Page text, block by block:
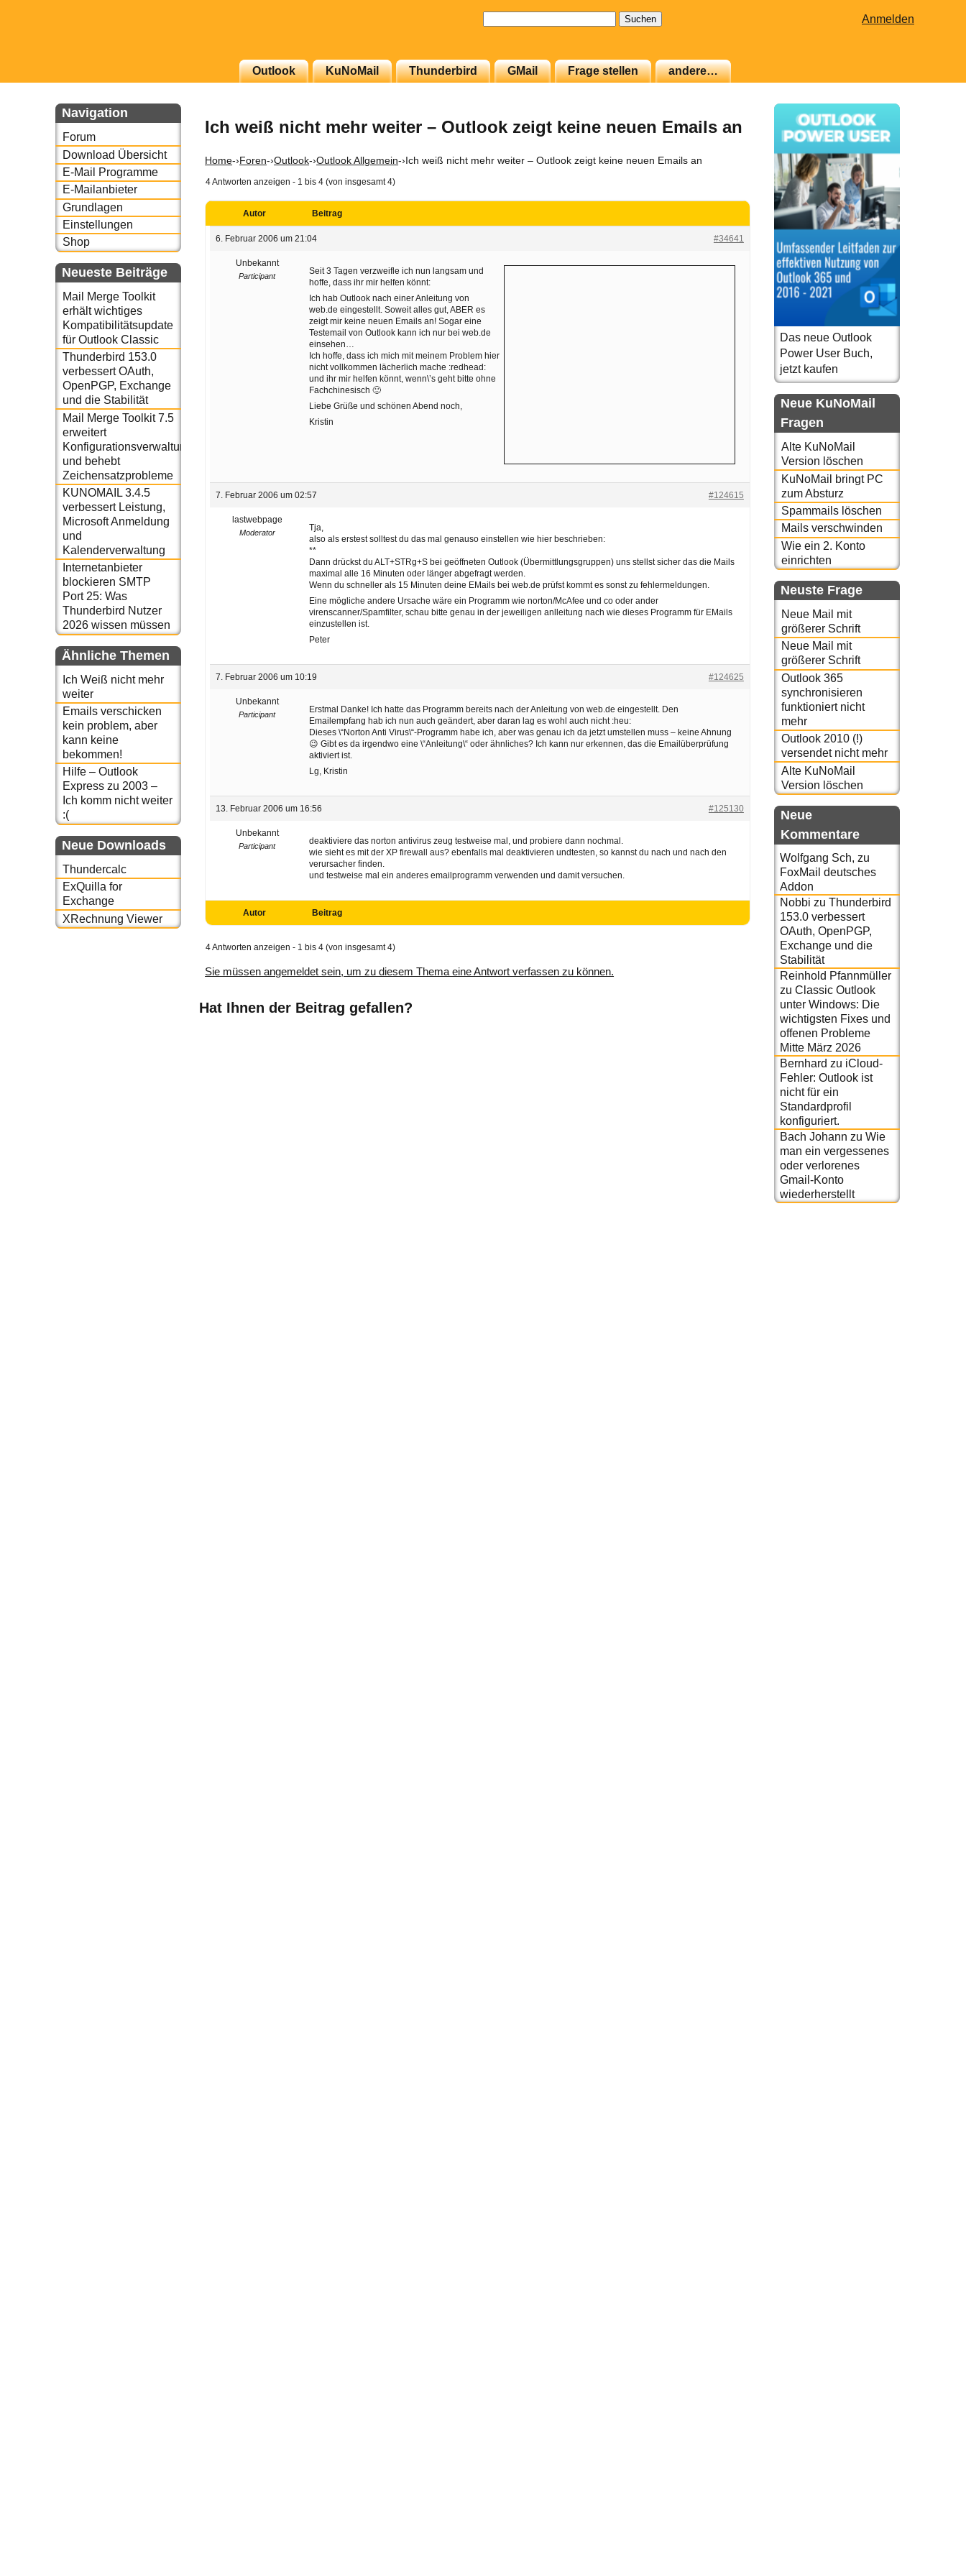
Anmelden
Outlook KuNoMail Thunderbird GMail Frage stellen andere…
Navigation
Forum
Download Übersicht
E-Mail Programme
E-Mailanbieter
Grundlagen
Einstellungen
Shop
Neueste Beiträge
Mail Merge Toolkit
erhält wichtiges
Kompatibilitätsupdate
für Outlook Classic
Thunderbird 153.0
verbessert OAuth,
OpenPGP, Exchange
und die Stabilität
Mail Merge Toolkit 7.5
erweitert
Konfigurationsverwaltung
und behebt
Zeichensatzprobleme
KUNOMAIL 3.4.5
verbessert Leistung,
Microsoft Anmeldung
und
Kalenderverwaltung
Internetanbieter
blockieren SMTP
Port 25: Was
Thunderbird Nutzer
2026 wissen müssen
Ähnliche Themen
Ich Weiß nicht mehr
weiter
Emails verschicken
kein problem, aber
kann keine
bekommen!
Hilfe – Outlook
Express zu 2003 –
Ich komm nicht weiter
:(
Neue Downloads
Thundercalc
ExQuilla for
Exchange
XRechnung Viewer
Ich weiß nicht mehr weiter – Outlook zeigt keine neuen Emails an
Home-›Foren-›Outlook-›Outlook Allgemein-›Ich weiß nicht mehr weiter – Outlook zeigt keine neuen Emails an
4 Antworten anzeigen - 1 bis 4 (von insgesamt 4)
Autor Beitrag
6. Februar 2006 um 21:04 #34641
Unbekannt
Participant
Seit 3 Tagen verzweifle ich nun langsam und
hoffe, dass ihr mir helfen könnt:
Ich hab Outlook nach einer Anleitung von
web.de eingestellt. Soweit alles gut, ABER es
zeigt mir keine neuen Emails an! Sogar eine
Testemail von Outlook kann ich nur bei web.de
einsehen…
Ich hoffe, dass ich mich mit meinem Problem hier
nicht vollkommen lächerlich mache :redhead:
und ihr mir helfen könnt, wenn\’s geht bitte ohne
Fachchinesisch 🙂
Liebe Grüße und schönen Abend noch,
Kristin
7. Februar 2006 um 02:57 #124615
lastwebpage
Moderator
Tja,
also als erstest solltest du das mal genauso einstellen wie hier beschrieben:
**
Dann drückst du ALT+STRg+S bei geöffneten Outlook (Übermittlungsgruppen) uns stellst sicher das die Mails
maximal alle 16 Minuten oder länger abgefragt werden.
Wenn du schneller als 15 Minuten deine EMails bei web.de prüfst kommt es sonst zu fehlermeldungen.
Eine mögliche andere Ursache wäre ein Programm wie norton/McAfee und co oder ander
virenscanner/Spamfilter, schau bitte genau in der jeweiligen anlleitung nach wie dieses Programm für EMails
einzustellen ist.
Peter
7. Februar 2006 um 10:19 #124625
Unbekannt
Participant
Erstmal Danke! Ich hatte das Programm bereits nach der Anleitung von web.de eingestellt. Den
Emailempfang hab ich nun auch geändert, aber daran lag es wohl auch nicht :heu:
Dieses \“Norton Anti Virus\“-Programm habe ich, aber was genau ich da jetzt umstellen muss – keine Ahnung
😉 Gibt es da irgendwo eine \“Anleitung\“ oder ähnliches? Ich kann nur erkennen, das die Emailüberprüfung
aktiviert ist.
Lg, Kristin
13. Februar 2006 um 16:56 #125130
Unbekannt
Participant
deaktiviere das norton antivirus zeug testweise mal, und probiere dann nochmal.
wie sieht es mit der XP firewall aus? ebenfalls mal deaktivieren undtesten, so kannst du nach und nach den
verursacher finden.
und testweise mal ein anderes emailprogramm verwenden und damit versuchen.
Autor Beitrag
4 Antworten anzeigen - 1 bis 4 (von insgesamt 4)
Sie müssen angemeldet sein, um zu diesem Thema eine Antwort verfassen zu können.
Hat Ihnen der Beitrag gefallen?
Das neue Outlook
Power User Buch,
jetzt kaufen
Neue KuNoMail
Fragen
Alte KuNoMail
Version löschen
KuNoMail bringt PC
zum Absturz
Spammails löschen
Mails verschwinden
Wie ein 2. Konto
einrichten
Neuste Frage
Neue Mail mit
größerer Schrift
Neue Mail mit
größerer Schrift
Outlook 365
synchronisieren
funktioniert nicht
mehr
Outlook 2010 (!)
versendet nicht mehr
Alte KuNoMail
Version löschen
Neue
Kommentare
Wolfgang Sch, zu
FoxMail deutsches
Addon
Nobbi zu Thunderbird
153.0 verbessert
OAuth, OpenPGP,
Exchange und die
Stabilität
Reinhold Pfannmüller
zu Classic Outlook
unter Windows: Die
wichtigsten Fixes und
offenen Probleme
Mitte März 2026
Bernhard zu iCloud-
Fehler: Outlook ist
nicht für ein
Standardprofil
konfiguriert.
Bach Johann zu Wie
man ein vergessenes
oder verlorenes
Gmail-Konto
wiederherstellt
oder auch